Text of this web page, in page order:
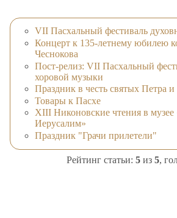
VII Пасхальный фестиваль
Концерт к 135-летнему юбилею
Чеснокова
Пост-релиз: VII Пасхальный
хоровой музыки
Праздник в честь святых Петра
Товары к Пасхе
XIII Никоновские чтения в
Иерусалим»
Праздник "Грачи прилетели"
Рейтинг статьи: 5 из 5,